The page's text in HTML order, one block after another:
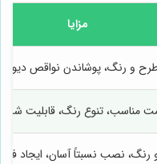
مزایا
و رنگ، پوشاندن نواقص
مناسب، تنوع رنگ، قابلیت
نصب نسبتاً آسان، ایجاد